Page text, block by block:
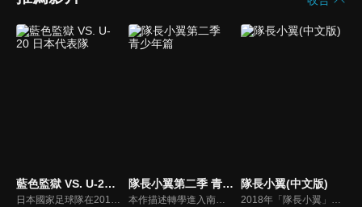
藍色監獄 VS. U-20 日本代表隊
日本國家足球隊在2018年國際足總世界盃止步16強。為了能培養出能打破這個僵局的「射手」，在2022年拿下世界盃，日本足球聯會決定發起「藍色監獄計劃」。集合300名18歲或以下的優秀前鋒，在名為「藍色監獄」的建築內進行殘酷的閉門訓練，並淘汰其中299人，訓練出僅僅一名的最強前鋒。高中生前鋒潔世一，也毅然決定參加這場擠掉所有競爭對手的生存戰！
隊長小翼第二季 青少年篇
本作描述轉學進入南葛小學的天才足球少年大空翼，在與若林源三、日向小次郎等來自全國的對手們的戰鬥中，逐漸成長蛻變為獨當一面的足球運動員。
隊長小翼(中文版)
2018年「隊長小翼」將再度讓世界沸騰！本作描述轉學進入南葛小學的天才足球少年大空翼，在與若林源三、日向小次郎等來自全國的對手們的戰鬥中，逐漸成長蛻變為獨當一面的足球運動員。